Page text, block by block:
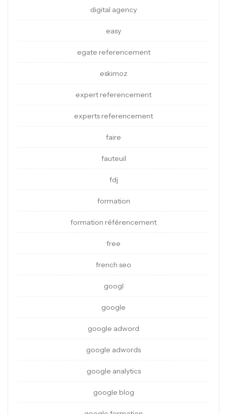
digital agency
easy
egate referencement
eskimoz
expert referencement
experts referencement
faire
fauteuil
fdj
formation
formation référencement
free
french seo
googl
google
google adword
google adwords
google analytics
google blog